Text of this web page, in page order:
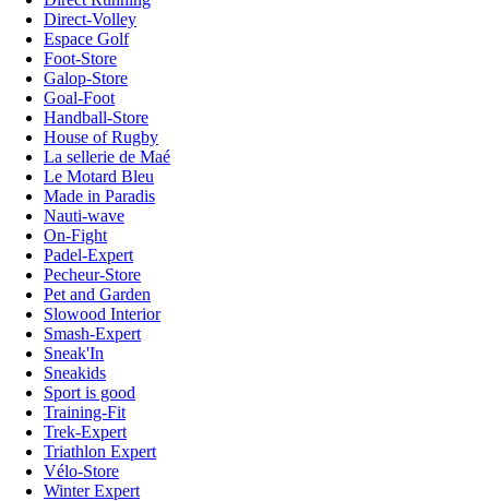
Direct-Volley
Espace Golf
Foot-Store
Galop-Store
Goal-Foot
Handball-Store
House of Rugby
La sellerie de Maé
Le Motard Bleu
Made in Paradis
Nauti-wave
On-Fight
Padel-Expert
Pecheur-Store
Pet and Garden
Slowood Interior
Smash-Expert
Sneak'In
Sneakids
Sport is good
Training-Fit
Trek-Expert
Triathlon Expert
Vélo-Store
Winter Expert